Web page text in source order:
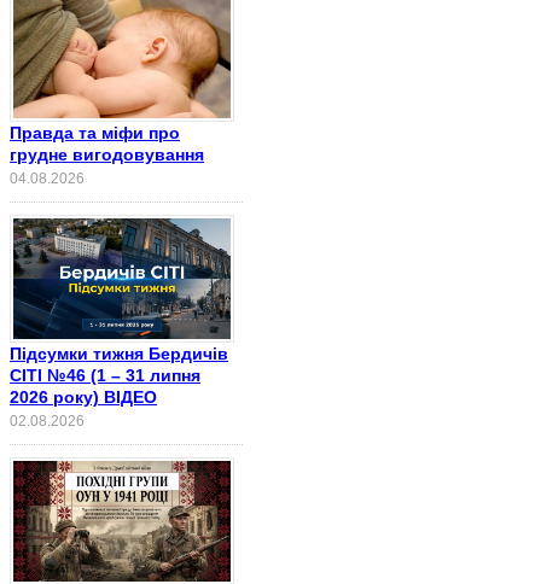
Правда та міфи про
грудне вигодовування
04.08.2026
Підсумки тижня Бердичів
СІТІ №46 (1 – 31 липня
2026 року) ВІДЕО
02.08.2026